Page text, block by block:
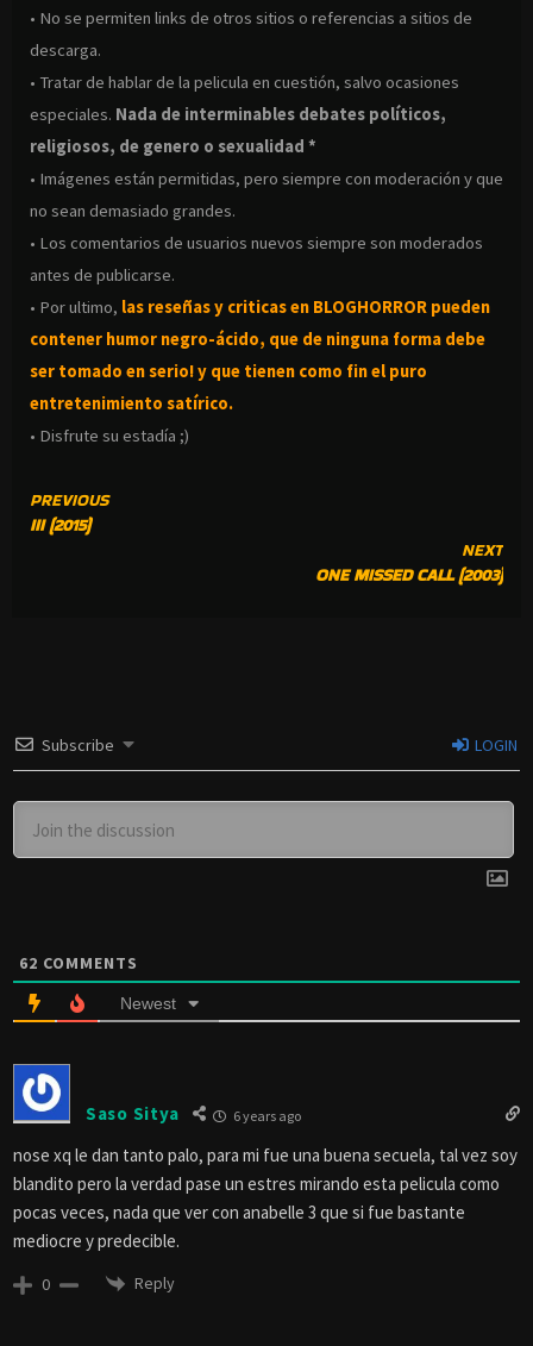
• No se permiten links de otros sitios o referencias a sitios de
descarga.
• Tratar de hablar de la pelicula en cuestión, salvo ocasiones
especiales. Nada de interminables debates políticos,
religiosos, de genero o sexualidad *
• Imágenes están permitidas, pero siempre con moderación y que
no sean demasiado grandes.
• Los comentarios de usuarios nuevos siempre son moderados
antes de publicarse.
• Por ultimo, las reseñas y criticas en BLOGHORROR pueden
contener humor negro-ácido, que de ninguna forma debe
ser tomado en serio! y que tienen como fin el puro
entretenimiento satírico.
• Disfrute su estadía ;)
CONTINUE
READING
PREVIOUS
III (2015)
NEXT
ONE MISSED CALL (2003)
Subscribe LOGIN
62 COMMENTS
Newest
Saso Sitya 6 years ago
nose xq le dan tanto palo, para mi fue una buena secuela, tal vez soy
blandito pero la verdad pase un estres mirando esta pelicula como
pocas veces, nada que ver con anabelle 3 que si fue bastante
mediocre y predecible.
0 Reply